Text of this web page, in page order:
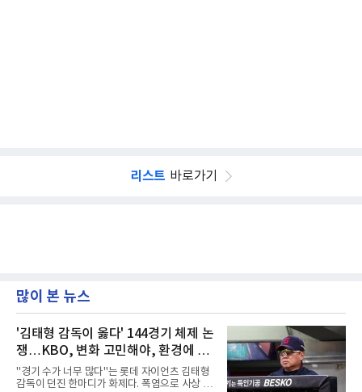
리스트 바로가기
많이 본 뉴스
'김태형 감독이 옳다' 144경기 체제 논
쟁…KBO, 변화 고민해야, 환경에 맞
는 경기 수가 바람직
"경기 수가 너무 많다"는 롯데 자이언츠 김태형
감독이 던진 한마디가 화제다. 폭염으로 사상 초